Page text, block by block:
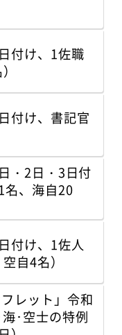
付け、1佐職
付け、書記官
・2日・3日付
名、海自20
付け、1佐人
自4名）
レット」令和
･空士の特例